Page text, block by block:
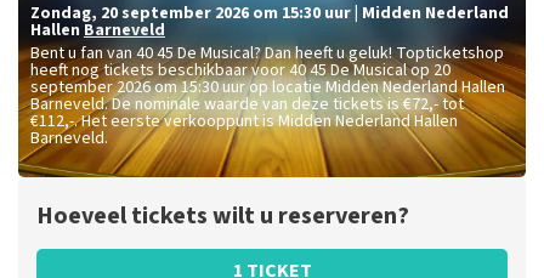
zondag, 20 september 2026 om 15:30 uur Midden Nederland
HallenBarneveld
Bent u fan van 40 45 De Musical? Dan heeft u geluk! Topticketshop
heeft nog tickets beschikbaar voor 40 45 De Musical op 20
september 2026 om 15:30 uur op locatie Midden Nederland Hallen
Barneveld. De nominale waarde van deze tickets is €72,- tot
€112,-. Het eerste verkooppunt is Midden Nederland Hallen
Barneveld.
Hoeveel tickets wilt u reserveren?
1 TICKET